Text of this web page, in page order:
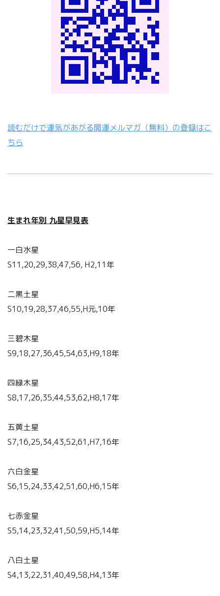
読むだけで運気があがる開運メルマガ（無料）の登録はこ
ちら
生まれ年別 九星早見表
一白水星
S11,20,29,38,47,56, H2,11年
二黒土星
S10,19,28,37,46,55,H元,10年
三碧木星
S9,18,27,36,45,54,63,H9,18年
四緑木星
S8,17,26,35,44,53,62,H8,17年
五黄土星
S7,16,25,34,43,52,61,H7,16年
六白金星
S6,15,24,33,42,51,60,H6,15年
七赤金星
S5,14,23,32,41,50,59,H5,14年
八白土星
S4,13,22,31,40,49,58,H4,13年